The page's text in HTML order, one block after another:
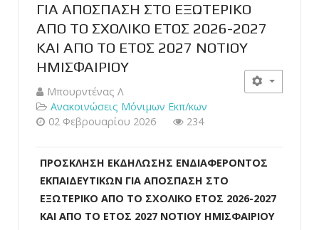
ΓΙΑ ΑΠΟΣΠΑΣΗ ΣΤΟ ΕΞΩΤΕΡΙΚΟ
ΑΠΟ ΤΟ ΣΧΟΛΙΚΟ ΕΤΟΣ 2026-2027
ΚΑΙ ΑΠΟ ΤΟ ΕΤΟΣ 2027 ΝΟΤΙΟΥ
ΗΜΙΣΦΑΙΡΙΟΥ
Μπουρντένας Λ
Ανακοινώσεις Μόνιμων Εκπ/κων
02 Φεβρουαρίου 2026
234
ΠΡΟΣΚΛΗΣΗ ΕΚΔΗΛΩΣΗΣ ΕΝΔΙΑΦΕΡΟΝΤΟΣ
ΕΚΠΑΙΔΕΥΤΙΚΩΝ ΓΙΑ ΑΠΟΣΠΑΣΗ ΣΤΟ
ΕΞΩΤΕΡΙΚΟ ΑΠΟ ΤΟ ΣΧΟΛΙΚΟ ΕΤΟΣ 2026-2027
ΚΑΙ ΑΠΟ ΤΟ ΕΤΟΣ 2027 ΝΟΤΙΟΥ ΗΜΙΣΦΑΙΡΙΟΥ